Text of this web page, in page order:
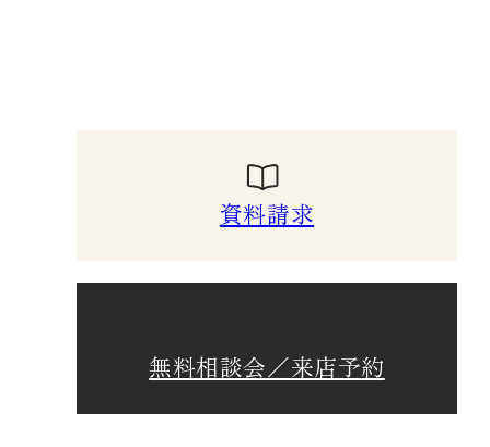
資料請求
無料相談会／来店予約